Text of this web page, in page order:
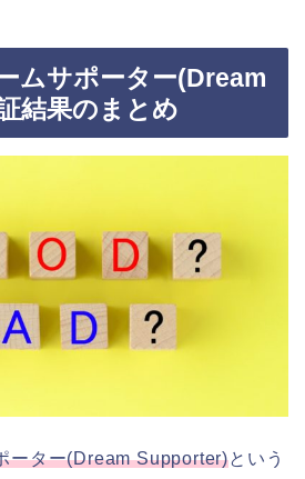
ムサポーター(Dream
結果のまとめ
ーター(Dream Supporter)という